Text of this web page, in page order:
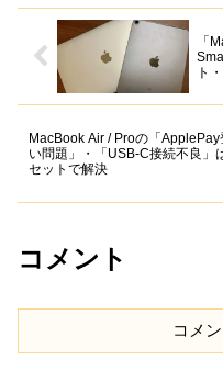
「
ト
MacBook Air / Proの「ApplePay
い問題」・「USB-C接続不良」
セットで解決
コメント
コメ